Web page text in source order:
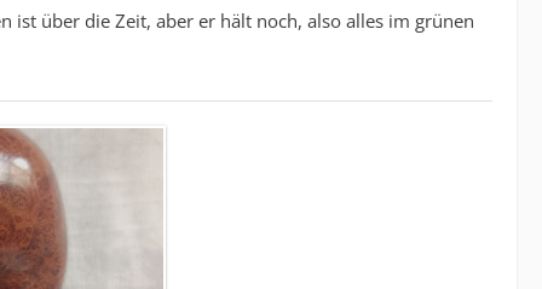
ist über die Zeit, aber er hält noch, also alles im grünen